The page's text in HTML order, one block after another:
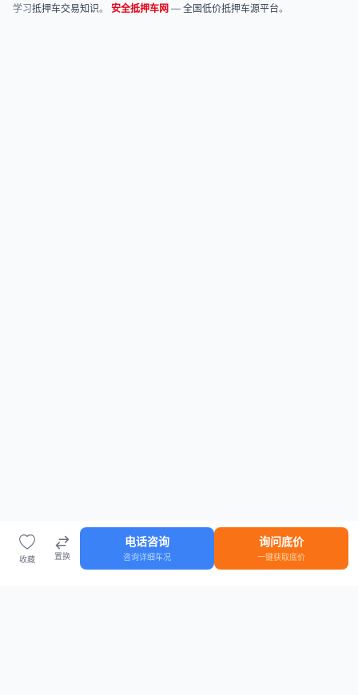
收藏 置换
电话咨询
咨询详细车况
询问底价
一键获取底价
学习抵押车交易知识。 安全抵押车网 — 全国低价抵押车源平台。
车源 知识 登录